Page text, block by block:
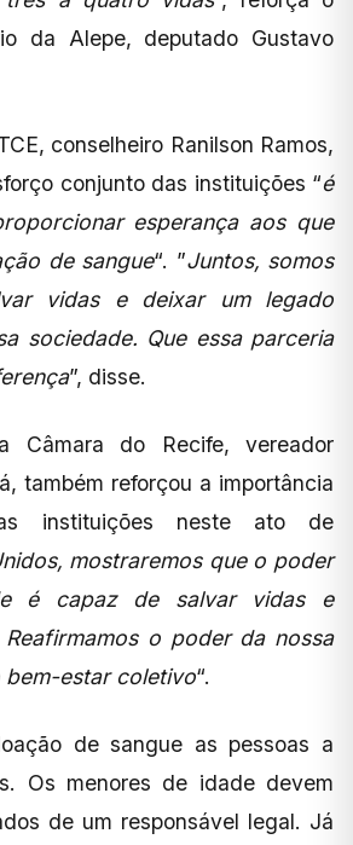
da Alepe, deputado Gustavo
conselheiro Ranilson Ramos,
conjunto das instituições “é
esperança aos que
de sangue“. ”Juntos, somos
vidas e deixar um legado
sociedade. Que essa parceria
”, disse.
Câmara do Recife, vereador
também reforçou a importância
instituições neste ato de
mostraremos que o poder
é capaz de salvar vidas e
o poder da nossa
bem-estar coletivo“.
de sangue as pessoas a
Os menores de idade devem
de um responsável legal. Já